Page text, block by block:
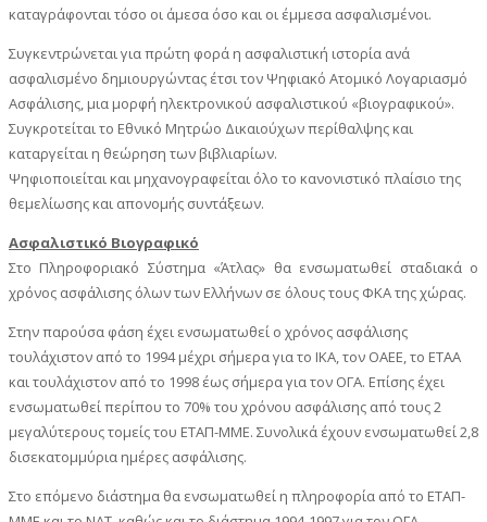
καταγράφονται τόσο οι άμεσα όσο και οι έμμεσα ασφαλισμένοι.
Συγκεντρώνεται για πρώτη φορά η ασφαλιστική ιστορία ανά
ασφαλισμένο δημιουργώντας έτσι τον Ψηφιακό Ατομικό Λογαριασμό
Ασφάλισης, μια μορφή ηλεκτρονικού ασφαλιστικού «βιογραφικού».
Συγκροτείται το Εθνικό Μητρώο Δικαιούχων περίθαλψης και
καταργείται η θεώρηση των βιβλιαρίων.
Ψηφιοποιείται και μηχανογραφείται όλο το κανονιστικό πλαίσιο της
θεμελίωσης και απονομής συντάξεων.
Ασφαλιστικό Βιογραφικό
Στο Πληροφοριακό Σύστημα «Άτλας» θα ενσωματωθεί σταδιακά ο
χρόνος ασφάλισης όλων των Ελλήνων σε όλους τους ΦΚΑ της χώρας.
Στην παρούσα φάση έχει ενσωματωθεί ο χρόνος ασφάλισης
τουλάχιστον από το 1994 μέχρι σήμερα για το ΙΚΑ, τον ΟΑΕΕ, το ΕΤΑΑ
και τουλάχιστον από το 1998 έως σήμερα για τον ΟΓΑ. Επίσης έχει
ενσωματωθεί περίπου το 70% του χρόνου ασφάλισης από τους 2
μεγαλύτερους τομείς του ΕΤΑΠ-ΜΜΕ. Συνολικά έχουν ενσωματωθεί 2,8
δισεκατομμύρια ημέρες ασφάλισης.
Στο επόμενο διάστημα θα ενσωματωθεί η πληροφορία από το ΕΤΑΠ-